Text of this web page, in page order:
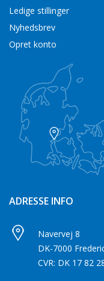
Ledige stillinger
Nyhedsbrev
Opret konto
ADRESSE INFO
Navervej 8
DK-7000
CVR: DK 17 82